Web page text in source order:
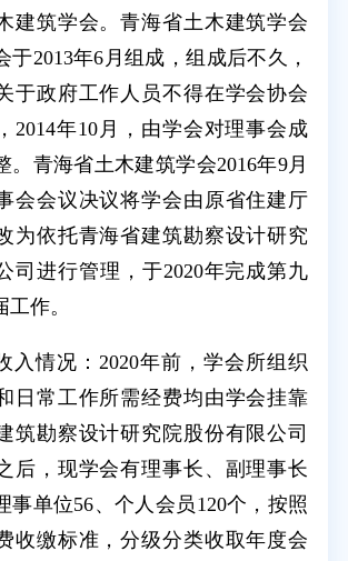
建筑学会。青海省土木建筑学会
于2013年6月组成，组成后不久，
于政府工作人员不得在学会协会
2014年10月，由学会对理事会成
。青海省土木建筑学会2016年9月
会会议决议将学会由原省住建厅
为依托青海省建筑勘察设计研究
司进行管理，于2020年完成第九
作。
入情况：2020年前，学会所组织
日常工作所需经费均由学会挂靠
筑勘察设计研究院股份有限公司
后，现学会有理事长、副理事长
事单位56、个人会员120个，按照
收缴标准，分级分类收取年度会